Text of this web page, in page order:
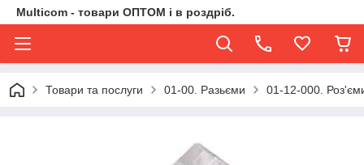
Multicom - товари ОПТОМ і в роздріб.
Товари та послуги 01-00. Разьєми 01-12-000.